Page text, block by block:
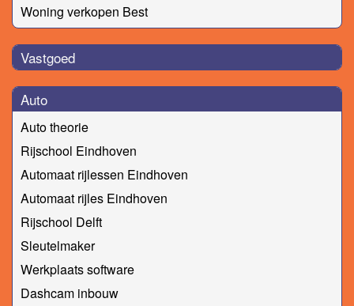
Woning verkopen Best
Vastgoed
Auto
Auto theorie
Rijschool Eindhoven
Automaat rijlessen Eindhoven
Automaat rijles Eindhoven
Rijschool Delft
Sleutelmaker
Werkplaats software
Dashcam inbouw